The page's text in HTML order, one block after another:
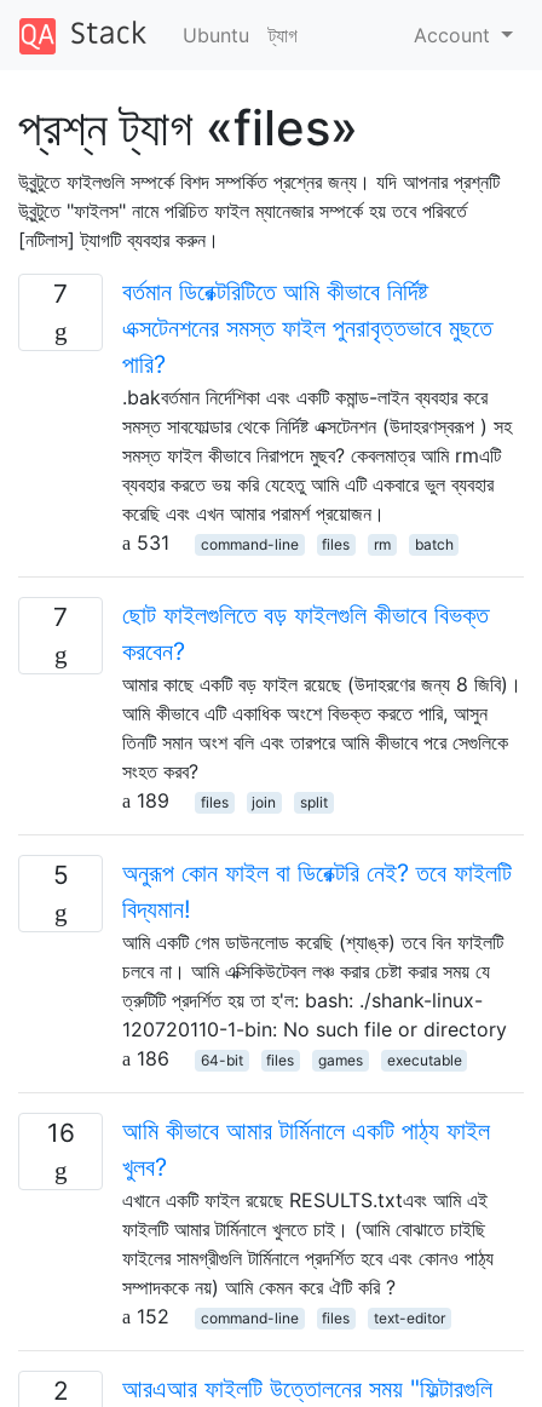
Ubuntu ট্যাগ Account
প্রশ্ন ট্যাগ «files»
উবুন্টুতে ফাইলগুলি সম্পর্কে বিশদ সম্পর্কিত প্রশ্নের জন্য। যদি আপনার প্রশ্নটি
উবুন্টুতে "ফাইলস" নামে পরিচিত ফাইল ম্যানেজার সম্পর্কে হয় তবে পরিবর্তে
[নটিলাস] ট্যাগটি ব্যবহার করুন।
7
বর্তমান ডিরেক্টরিটিতে আমি কীভাবে নির্দিষ্ট
এক্সটেনশনের সমস্ত ফাইল পুনরাবৃত্তভাবে মুছতে
পারি?
.bakবর্তমান নির্দেশিকা এবং একটি কমান্ড-লাইন ব্যবহার করে
সমস্ত সাবফোল্ডার থেকে নির্দিষ্ট এক্সটেনশন (উদাহরণস্বরূপ ) সহ
সমস্ত ফাইল কীভাবে নিরাপদে মুছব? কেবলমাত্র আমি rmএটি
ব্যবহার করতে ভয় করি যেহেতু আমি এটি একবারে ভুল ব্যবহার
করেছি এবং এখন আমার পরামর্শ প্রয়োজন।
531
command-line files rm batch
7
ছোট ফাইলগুলিতে বড় ফাইলগুলি কীভাবে বিভক্ত
করবেন?
আমার কাছে একটি বড় ফাইল রয়েছে (উদাহরণের জন্য 8 জিবি)।
আমি কীভাবে এটি একাধিক অংশে বিভক্ত করতে পারি, আসুন
তিনটি সমান অংশ বলি এবং তারপরে আমি কীভাবে পরে সেগুলিকে
সংহত করব?
189
files join split
5
অনুরূপ কোন ফাইল বা ডিরেক্টরি নেই? তবে ফাইলটি
বিদ্যমান!
আমি একটি গেম ডাউনলোড করেছি (শ্যাঙ্ক) তবে বিন ফাইলটি
চলবে না। আমি এক্সিকিউটেবল লঞ্চ করার চেষ্টা করার সময় যে
ত্রুটিটি প্রদর্শিত হয় তা হ'ল: bash: ./shank-linux-
120720110-1-bin: No such file or directory
186
64-bit files games executable
16
আমি কীভাবে আমার টার্মিনালে একটি পাঠ্য ফাইল
খুলব?
এখানে একটি ফাইল রয়েছে RESULTS.txtএবং আমি এই
ফাইলটি আমার টার্মিনালে খুলতে চাই। (আমি বোঝাতে চাইছি
ফাইলের সামগ্রীগুলি টার্মিনালে প্রদর্শিত হবে এবং কোনও পাঠ্য
সম্পাদককে নয়) আমি কেমন করে ঐটি করি ?
152
command-line files text-editor
2
আরএআর ফাইলটি উত্তোলনের সময় "ফিল্টারগুলি